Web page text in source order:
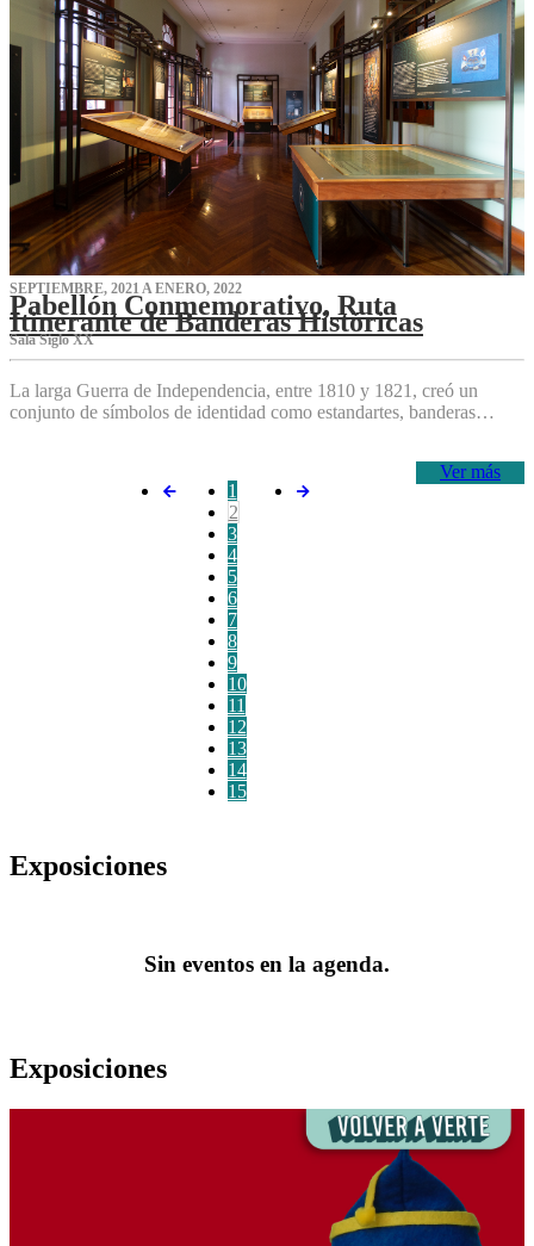
SEPTIEMBRE, 2021 A ENERO, 2022
Pabellón Conmemorativo, Ruta
Itinerante de Banderas Históricas
Sala Siglo XX
La larga Guerra de Independencia, entre 1810 y 1821, creó un
conjunto de símbolos de identidad como estandartes, banderas…
Ver más
1
2
3
4
5
6
7
8
9
10
11
12
13
14
15
Exposiciones
Sin eventos en la agenda.
Exposiciones